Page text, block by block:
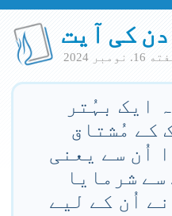
کی آیت
16. نومبر 2024
ایک بہُتر
کے مُشتاق
اُن سے یعنی
سے شرمایا
اُن کے لیے